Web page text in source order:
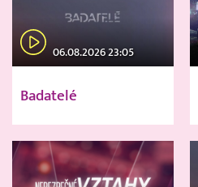
06.08.2026 23:05
Badatelé